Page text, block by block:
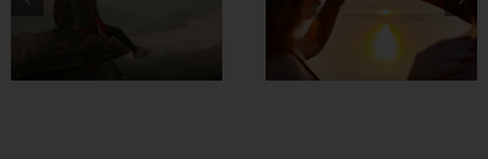
အချစ်တွေ ပိုတိုးလာ